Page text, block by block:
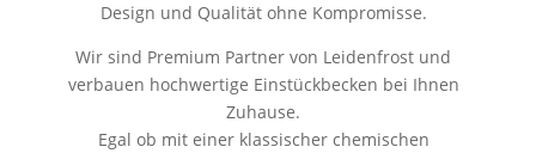
Design und Qualität ohne Kompromisse.
Wir sind Premium Partner von Leidenfrost und
verbauen hochwertige Einstückbecken bei Ihnen
Zuhause.
Egal ob mit einer klassischer chemischen